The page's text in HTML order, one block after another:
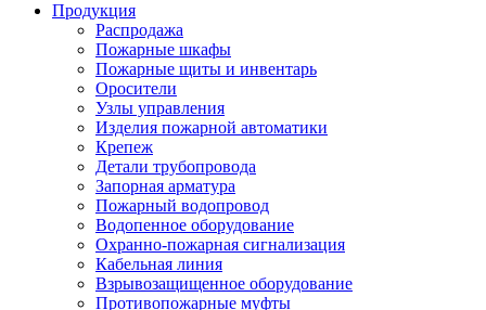
Продукция
Распродажа
Пожарные шкафы
Пожарные щиты и инвентарь
Оросители
Узлы управления
Изделия пожарной автоматики
Крепеж
Детали трубопровода
Запорная арматура
Пожарный водопровод
Водопенное оборудование
Охранно-пожарная сигнализация
Кабельная линия
Взрывозащищенное оборудование
Противопожарные муфты